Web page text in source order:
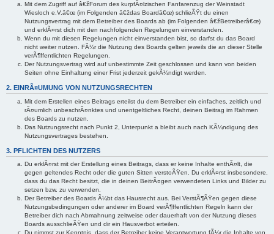
Mit dem Zugriff auf â€žForum des kurpfÃ¤lzischen Fanfarenzug der Weinstadt
Wiesloch e.V.â€œ (im Folgenden â€ždas Boardâ€œ) schlieÃŸt du einen
Nutzungsvertrag mit dem Betreiber des Boards ab (im Folgenden â€žBetreiberâ€œ)
und erklÃ¤rst dich mit den nachfolgenden Regelungen einverstanden.
Wenn du mit diesen Regelungen nicht einverstanden bist, so darfst du das Board
nicht weiter nutzen. FÃ¼r die Nutzung des Boards gelten jeweils die an dieser Stelle
verÃ¶ffentlichten Regelungen.
Der Nutzungsvertrag wird auf unbestimmte Zeit geschlossen und kann von beiden
Seiten ohne Einhaltung einer Frist jederzeit gekÃ¼ndigt werden.
2. EINRÃ¤UMUNG VON NUTZUNGSRECHTEN
Mit dem Erstellen eines Beitrags erteilst du dem Betreiber ein einfaches, zeitlich und
rÃ¤umlich unbeschrÃ¤nktes und unentgeltliches Recht, deinen Beitrag im Rahmen
des Boards zu nutzen.
Das Nutzungsrecht nach Punkt 2, Unterpunkt a bleibt auch nach KÃ¼ndigung des
Nutzungsvertrages bestehen.
3. PFLICHTEN DES NUTZERS
Du erklÃ¤rst mit der Erstellung eines Beitrags, dass er keine Inhalte enthÃ¤lt, die
gegen geltendes Recht oder die guten Sitten verstoÃŸen. Du erklÃ¤rst insbesondere,
dass du das Recht besitzt, die in deinen BeitrÃ¤gen verwendeten Links und Bilder zu
setzen bzw. zu verwenden.
Der Betreiber des Boards Ã¼bt das Hausrecht aus. Bei VerstÃ¶ÃŸen gegen diese
Nutzungsbedingungen oder anderer im Board verÃ¶ffentlichten Regeln kann der
Betreiber dich nach Abmahnung zeitweise oder dauerhaft von der Nutzung dieses
Boards ausschlieÃŸen und dir ein Hausverbot erteilen.
Du nimmst zur Kenntnis, dass der Betreiber keine Verantwortung fÃ¼r die Inhalte von